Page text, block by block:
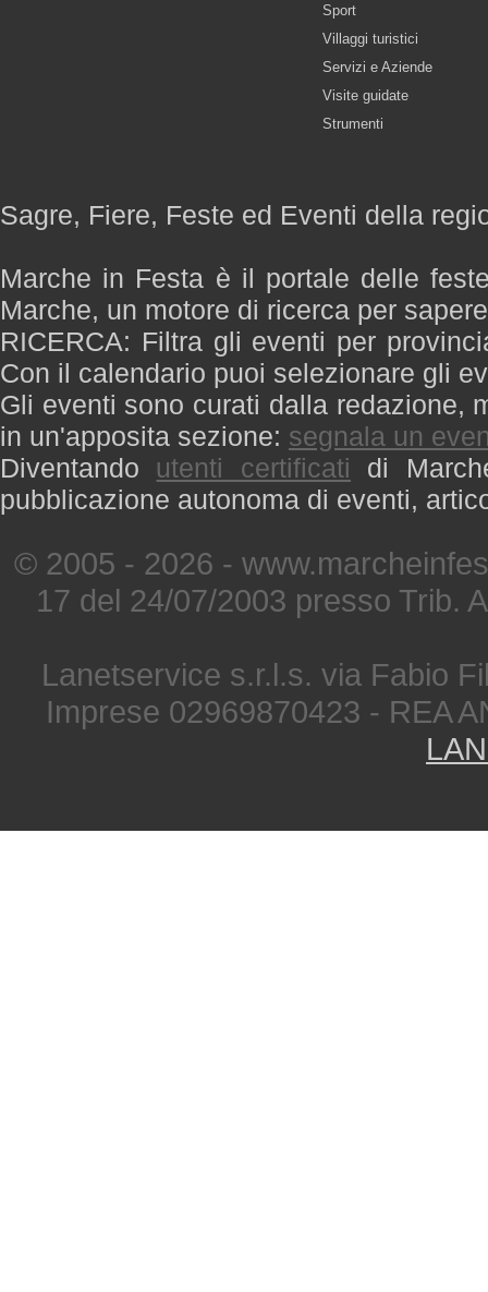
Sport
Villaggi turistici
Servizi e Aziende
Visite guidate
Strumenti
Sagre, Fiere, Feste ed Eventi della
Marche in Festa è il portale delle
Marche, un motore di ricerca per
RICERCA: Filtra gli eventi per
Con il calendario puoi selezionare gli
Gli eventi sono curati dalla redazione,
in un'apposita sezione: segnala un
Diventando utenti certificati di
pubblicazione autonoma di eventi,
© 2005 - 2026 -
17 del 24/07/2003 presso Trib.
Lanetservice s.r.l.s. via Fabio
Imprese 02969870423 - REA